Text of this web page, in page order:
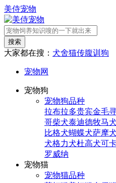
美侍宠物
搜索
大家都在搜： 犬舍猫传腹训狗
宠物网
宠物狗
宠物狗品种
拉布拉多贵宾金毛
哥柴犬泰迪德牧马犬
比格犬蝴蝶犬萨摩犬
犬格力犬杜高犬可
罗威纳
宠物猫
宠物猫品种